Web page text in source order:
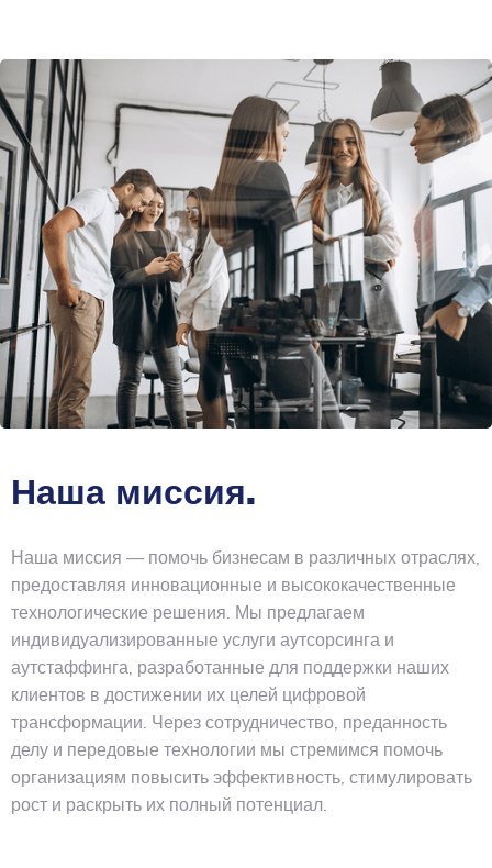
Наша миссия.
Наша миссия — помочь бизнесам в различных отраслях,
предоставляя инновационные и высококачественные
технологические решения. Мы предлагаем
индивидуализированные услуги аутсорсинга и
аутстаффинга, разработанные для поддержки наших
клиентов в достижении их целей цифровой
трансформации. Через сотрудничество, преданность
делу и передовые технологии мы стремимся помочь
организациям повысить эффективность, стимулировать
рост и раскрыть их полный потенциал.